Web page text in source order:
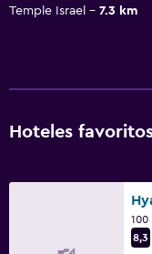
Temple Israel
7.3 km
Hoteles
100
8,3